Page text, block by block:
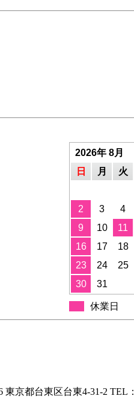
2026年 8月
日
月 火
2
3 4
9
10 11
16
17 18
23
24 25
30
31
休業日
東京都台東区台東4-31-2 TEL：